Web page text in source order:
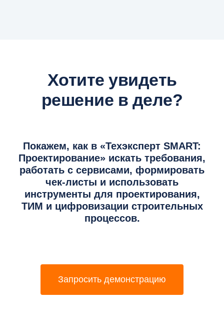
Хотите увидеть
решение в деле?
Покажем, как в «Техэксперт SMART:
Проектирование» искать требования,
работать с сервисами, формировать
чек-листы и использовать
инструменты для проектирования,
ТИМ и цифровизации строительных
процессов.
Запросить демонстрацию